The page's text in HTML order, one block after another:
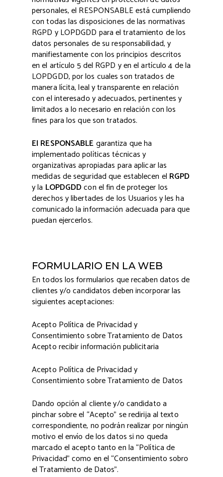
personales, el RESPONSABLE está cumpliendo
con todas las disposiciones de las normativas
RGPD y LOPDGDD para el tratamiento de los
datos personales de su responsabilidad, y
manifiestamente con los principios descritos
en el artículo 5 del RGPD y en el artículo 4 de la
LOPDGDD, por los cuales son tratados de
manera lícita, leal y transparente en relación
con el interesado y adecuados, pertinentes y
limitados a lo necesario en relación con los
fines para los que son tratados.
El RESPONSABLEgarantiza que ha
implementado políticas técnicas y
organizativas apropiadas para aplicar las
medidas de seguridad que establecen el RGPD
y la LOPDGDDcon el fin de proteger los
derechos y libertades de los Usuarios y les ha
comunicado la información adecuada para que
puedan ejercerlos.
FORMULARIO EN LA WEB
En todos los formularios que recaben datos de
clientes y/o candidatos deben incorporar las
siguientes aceptaciones:
Acepto Política de Privacidad y
Consentimiento sobre Tratamiento de Datos
Acepto recibir información publicitaria
Acepto Política de Privacidad y
Consentimiento sobre Tratamiento de Datos
Dando opción al cliente y/o candidato a
pinchar sobre el “Acepto” se redirija al texto
correspondiente, no podrán realizar por ningún
motivo el envío de los datos si no queda
marcado el acepto tanto en la “Política de
Privacidad” como en el “Consentimiento sobro
el Tratamiento de Datos”.